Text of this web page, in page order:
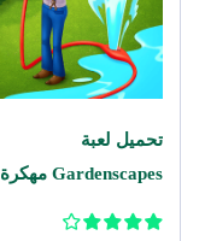
تحميل لعبة
Gardenscapes مهكرة